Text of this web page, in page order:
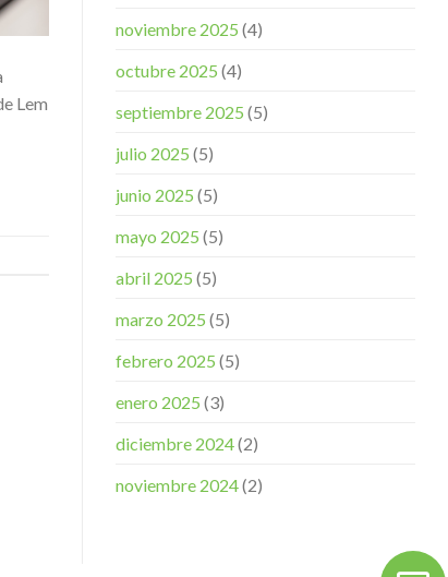
Lem
noviembre 2025 (4)
octubre 2025 (4)
septiembre 2025 (5)
julio 2025 (5)
junio 2025 (5)
mayo 2025 (5)
abril 2025 (5)
marzo 2025 (5)
febrero 2025 (5)
enero 2025 (3)
diciembre 2024(2)
noviembre 2024(2)